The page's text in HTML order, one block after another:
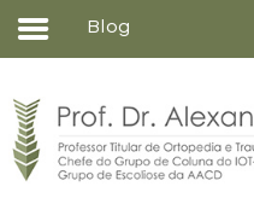
Home
Entenda sua doença
Tratamentos
Blog